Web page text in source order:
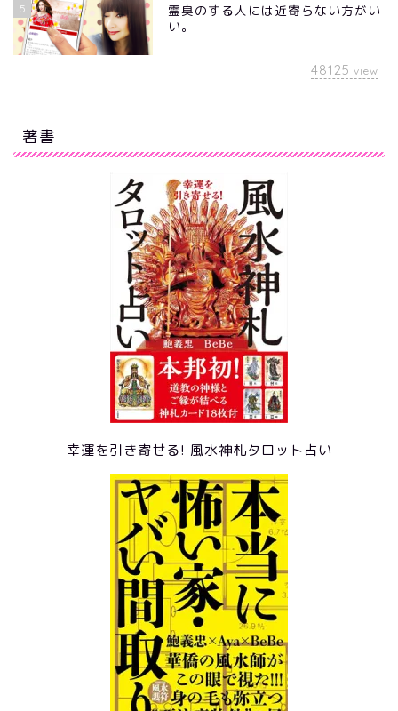
5
霊臭のする人には近寄らない方がい
い。
48125 view
著書
幸運を引き寄せる! 風水神札タロット占い